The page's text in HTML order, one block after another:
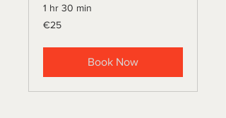
1 hr 30 min
25
euros
€25
Book Now